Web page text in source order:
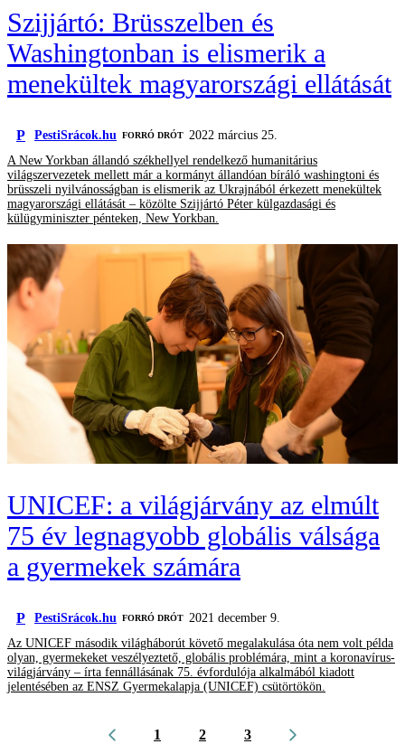
Szijjártó: Brüsszelben és
Washingtonban is elismerik a
menekültek magyarországi ellátását
P PestiSrácok.hu FORRÓ DRÓT 2022 március 25.
A New Yorkban állandó székhellyel rendelkező humanitárius
világszervezetek mellett már a kormányt állandóan bíráló washingtoni és
brüsszeli nyilvánosságban is elismerik az Ukrajnából érkezett menekültek
magyarországi ellátását – közölte Szijjártó Péter külgazdasági és
külügyminiszter pénteken, New Yorkban.
UNICEF: a világjárvány az elmúlt
75 év legnagyobb globális válsága
a gyermekek számára
P PestiSrácok.hu FORRÓ DRÓT 2021 december 9.
Az UNICEF második világháborút követő megalakulása óta nem volt példa
olyan, gyermekeket veszélyeztető, globális problémára, mint a koronavírus-
világjárvány – írta fennállásának 75. évfordulója alkalmából kiadott
jelentésében az ENSZ Gyermekalapja (UNICEF) csütörtökön.
1 2 3